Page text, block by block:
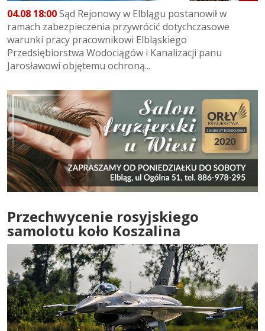
04.08 18:00Sąd Rejonowy w Elblągu postanowił w
ramach zabezpieczenia przywrócić dotychczasowe
warunki pracy pracownikowi Elbląskiego
Przedsiębiorstwa Wodociągów i Kanalizacji panu
Jarosławowi objętemu ochroną...
Przechwycenie rosyjskiego
samolotu koło Koszalina